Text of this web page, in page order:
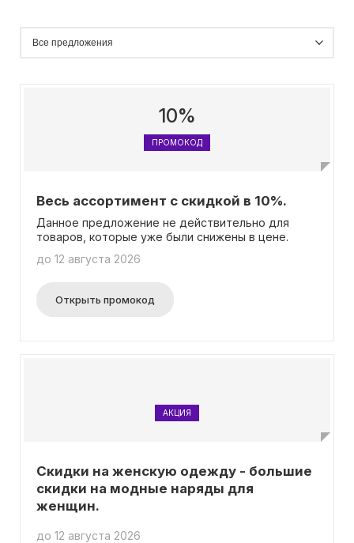
10%
ПРОМОКОД
Весь ассортимент с скидкой в 10%.
Данное предложение не действительно для
товаров, которые уже были снижены в цене.
до 12 августа 2026
Открыть промокод
АКЦИЯ
Скидки на женскую одежду - большие
скидки на модные наряды для
женщин.
до 12 августа 2026